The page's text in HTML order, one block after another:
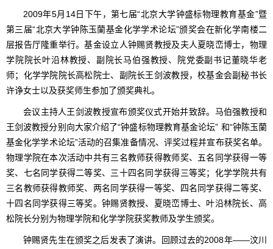
2009年5月14日下午，第七届“北京大学钟盛标物理教育基金”暨
第三届“北京大学钟陈玉蘭基金化学学术论坛”颁奖会在新化学南楼二
层报告厅隆重举行。基金设立人钟赐贤教授及夫人夏晓峦博士，物理
学院院长叶沿林教授、副院长马伯强教授、院党委副书记董晓华老
师；化学学院院长高松院士、副院长王剑波教授，校基金会副秘书长
许诤女士以及获奖师生参加了颁奖典礼。
会议主持人王剑波教授宣布颁奖仪式开始并致辞。马伯强教授和
王剑波教授分别向大家介绍了“钟盛标物理教育基金论坛” 和“钟陈玉蘭
基金化学学术论坛”活动的召集准备情况、评奖过程并宣布获奖名单。
物理学院在本次活动中共有三名教师获得教师奖、五名同学获得一等
奖、七名同学获得二等奖、三十四名同学获得三等奖；化学学院共有
三名教师获得教师奖、两名同学获得一等奖、四名同学获得二等奖、
十四名同学获得三等奖。钟赐贤教授、夏晓峦博士、叶沿林院长、高
松院长分别为物理学院和化学学院获奖教师及学生颁奖。
钟赐贤先生在颁奖之后发表了演讲。回顾过去的2008年——汶川